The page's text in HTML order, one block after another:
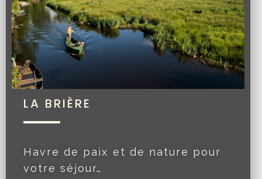
LA BRIÈRE
Havre de paix et de nature pour
votre séjour…